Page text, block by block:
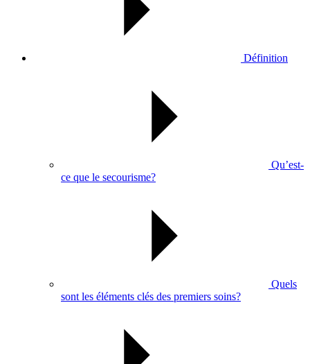
Définition
Qu’est-
ce que le secourisme?
Quels
sont les éléments clés des premiers soins?